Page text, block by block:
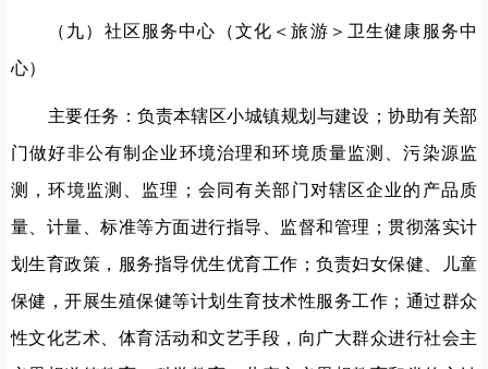
（九）社区服务中心（文化＜旅游＞卫生健康服务中
心）
主要任务：负责本辖区小城镇规划与建设；协助有关部
门做好非公有制企业环境治理和环境质量监测、污染源监
测，环境监测、监理；会同有关部门对辖区企业的产品质
量、计量、标准等方面进行指导、监督和管理；贯彻落实计
划生育政策，服务指导优生优育工作；负责妇女保健、儿童
保健，开展生殖保健等计划生育技术性服务工作；通过群众
性文化艺术、体育活动和文艺手段，向广大群众进行社会主